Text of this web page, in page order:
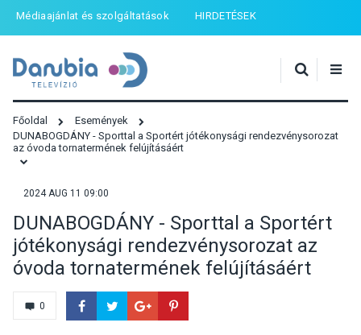
Médiaajánlat és szolgáltatások HIRDETÉSEK
Főoldal
Események
DUNABOGDÁNY - Sporttal a Sportért jótékonysági rendezvénysorozat
az óvoda tornatermének felújításáért
2024 AUG 11 09:00
DUNABOGDÁNY - Sporttal a Sportért
jótékonysági rendezvénysorozat az
óvoda tornatermének felújításáért
0